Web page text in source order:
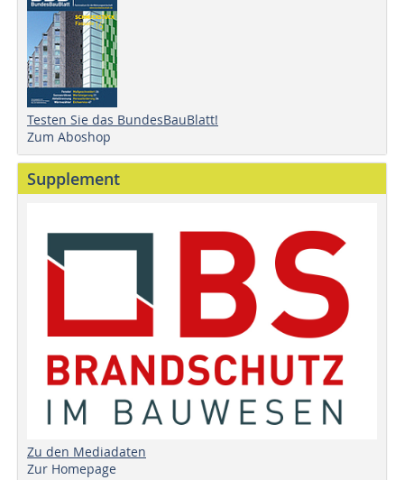
Testen Sie das BundesBauBlatt!
Zum Aboshop
Supplement
Zu den Mediadaten
Zur Homepage